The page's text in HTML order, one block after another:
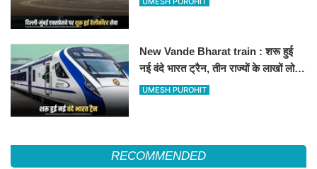
New Vande Bharat train : शरू हुई
नई वंदे भारत ट्रैन, तीन राज्यों के लाखों लोगों
का सफर होगा आसान, देखें पूरा रूटमैप
UMESH PUROHIT
RECOMMENDED